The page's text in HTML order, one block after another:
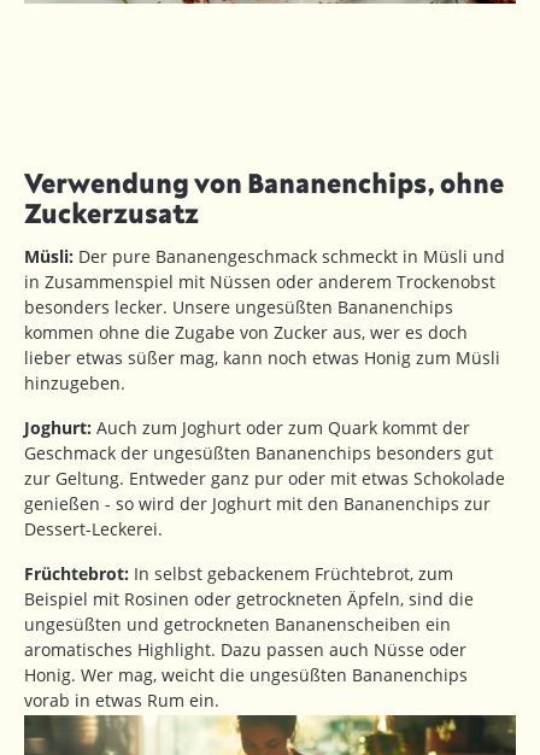
Verwendung von Bananenchips, ohne
Zuckerzusatz
Müsli: Der pure Bananengeschmack schmeckt in Müsli und
in Zusammenspiel mit Nüssen oder anderem Trockenobst
besonders lecker. Unsere ungesüßten Bananenchips
kommen ohne die Zugabe von Zucker aus, wer es doch
lieber etwas süßer mag, kann noch etwas Honig zum Müsli
hinzugeben.
Joghurt: Auch zum Joghurt oder zum Quark kommt der
Geschmack der ungesüßten Bananenchips besonders gut
zur Geltung. Entweder ganz pur oder mit etwas Schokolade
genießen - so wird der Joghurt mit den Bananenchips zur
Dessert-Leckerei.
Früchtebrot: In selbst gebackenem Früchtebrot, zum
Beispiel mit Rosinen oder getrockneten Äpfeln, sind die
ungesüßten und getrockneten Bananenscheiben ein
aromatisches Highlight. Dazu passen auch Nüsse oder
Honig. Wer mag, weicht die ungesüßten Bananenchips
vorab in etwas Rum ein.